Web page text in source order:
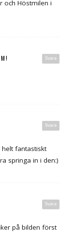
och Höstmilen i
Svara
Svara
helt fantastiskt
springa in i den:)
Svara
på bilden först